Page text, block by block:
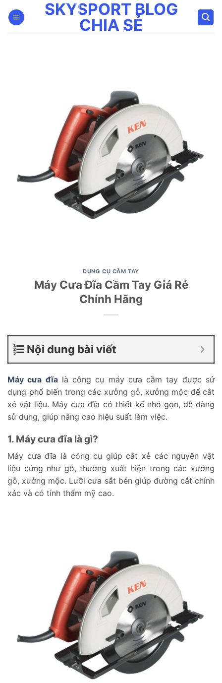
qua
SKYSPORT BLOG
CHIA SẺ
DỤNG CỤ CẦM TAY
Máy Cưa Đĩa Cầm Tay Giá Rẻ
Chính Hãng
Nội dung bài viết
Máy cưa đĩalà công cụ máy cưa cầm tay được sử
dụng phổ biến trong các xưởng gỗ, xưởng mộc để cắt
xẻ vật liệu. Máy cưa đĩa có thiết kế nhỏ gọn, dễ dàng
sử dụng, giúp nâng cao hiệu suất làm việc.
1. Máy cưa đĩa là gì?
Máy cưa đĩa là công cụ giúp cắt xẻ các nguyên vật
liệu cứng như gỗ, thường xuất hiện trong các xưởng
gỗ, xưởng mộc. Lưỡi cưa sắt bén giúp đường cắt chính
xác và có tính thẩm mỹ cao.